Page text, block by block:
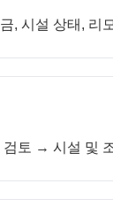
, 시설 상태,
토 → 시설 및